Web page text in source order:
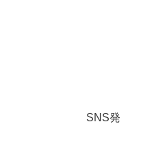
SNS発